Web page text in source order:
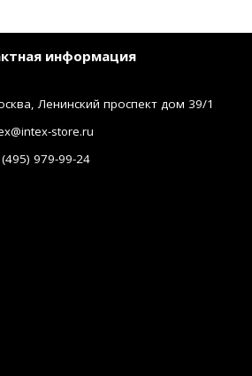
информация
Ленинский проспект дом 39/1
store.ru
979-99-24